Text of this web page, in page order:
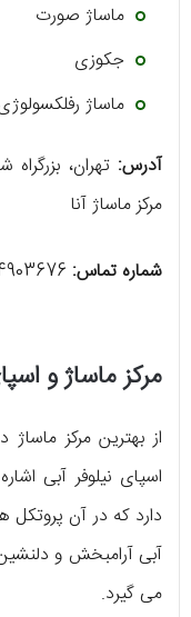
ماساژ صورت
جکوزی
ماساژ
آدرس: تهران،
مرکز ماساژ آنا
شماره تماس:
مرکز ماساژ و
از بهترین مرکز
اسپای نیلوفر آبی
دارد که در آن پروتکل
آبی آرامبخش و
می گیرد.